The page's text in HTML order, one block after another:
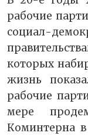
рабочие
социал-
которых
жизнь
рабочие
мере
Коминтерна в